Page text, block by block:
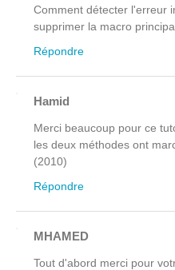
Comment détecter l'erreur
supprimer la macro
Répondre
Hamid
Merci beaucoup pour ce
les deux méthodes ont
(2010)
Répondre
MHAMED
Tout d'abord merci pour